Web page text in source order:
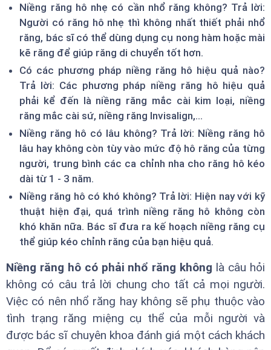
Niềng răng hô nhẹ có cần nhổ răng không? Trả lời:
Người có răng hô nhẹ thì không nhất thiết phải nhổ
răng, bác sĩ có thể dùng dụng cụ nong hàm hoặc mài
kẽ răng để giúp răng di chuyển tốt hơn.
Có các phương pháp niềng răng hô hiệu quả nào?
Trả lời: Các phương pháp niềng răng hô hiệu quả
phải kể đến là niềng răng mắc cài kim loại, niềng
răng mắc cài sứ, niềng răng Invisalign,...
Niềng răng hô có lâu không? Trả lời: Niềng răng hô
lâu hay không còn tùy vào mức độ hô răng của từng
người, trung bình các ca chỉnh nha cho răng hô kéo
dài từ 1 - 3 năm.
Niềng răng hô có khó không? Trả lời: Hiện nay với kỹ
thuật hiện đại, quá trình niềng răng hô không còn
khó khăn nữa. Bác sĩ đưa ra kế hoạch niềng răng cụ
thể giúp kéo chỉnh răng của bạn hiệu quả.
Niềng răng hô có phải nhổ răng không là câu hỏi
không có câu trả lời chung cho tất cả mọi người.
Việc có nên nhổ răng hay không sẽ phụ thuộc vào
tình trạng răng miệng cụ thể của mỗi người và
được bác sĩ chuyên khoa đánh giá một cách khách